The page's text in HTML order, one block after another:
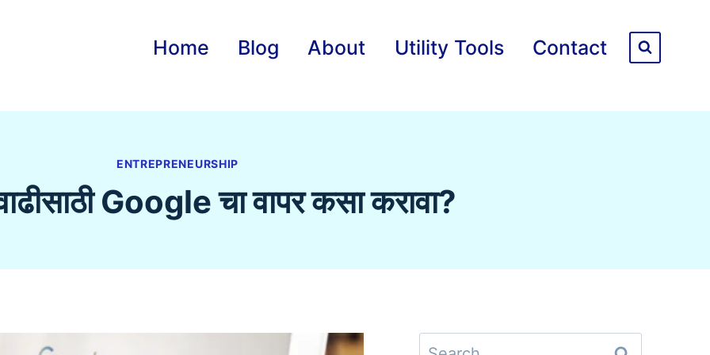
Home Blog About Utility Tools Contact
ENTREPRENEURSHIP
Google चा वापर कसा करावा?
Search